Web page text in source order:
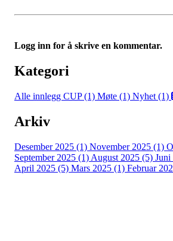
Logg inn for å skrive en kommentar.
Kategori
Alle innlegg CUP (1) Møte (1) Nyhet (1)
Arkiv
Desember 2025 (1) November 2025 (1)
September 2025 (1) August 2025 (5) Juni
April 2025 (5) Mars 2025 (1) Februar